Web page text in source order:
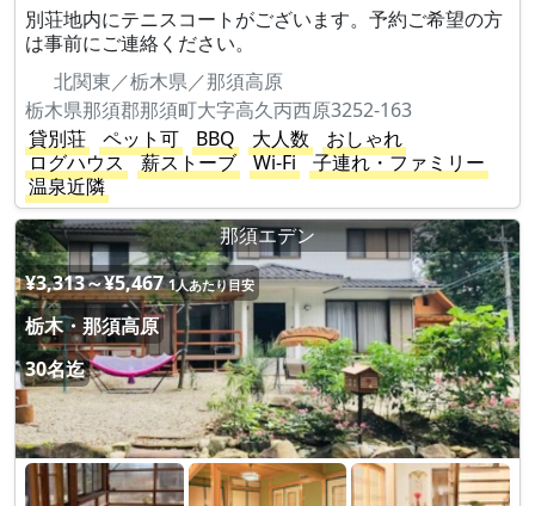
別荘地内にテニスコートがございます。予約ご希望の方
は事前にご連絡ください。
北関東／栃木県／那須高原
栃木県那須郡那須町大字高久丙西原3252-163
貸別荘
ペット可 BBQ 大人数
おしゃれ
ログハウス
薪ストーブ Wi-Fi
子連れ・ファミリー
温泉近隣
那須エデン
¥3,313～¥5,467 1人あたり目安
栃木・那須高原
30名迄